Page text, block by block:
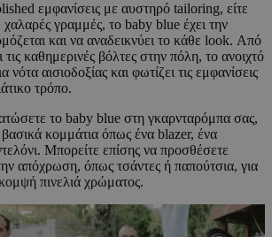
εμφανίσεις με αυστηρό tailoring, είτε
γραμμές, το baby blue έχει την
και να αναδεικνύει το κάθε look. Από
καθημερινές βόλτες στην πόλη, το ανοιχτό
νότα αισιοδοξίας και φωτίζει τις εμφανίσεις
τρόπο.
το baby blue στη γκαρνταρόμπα σας,
κομμάτια όπως ένα blazer, ένα
Μπορείτε επίσης να προσθέσετε
απόχρωση, όπως τσάντες ή παπούτσια, για
πινελιά χρώματος.